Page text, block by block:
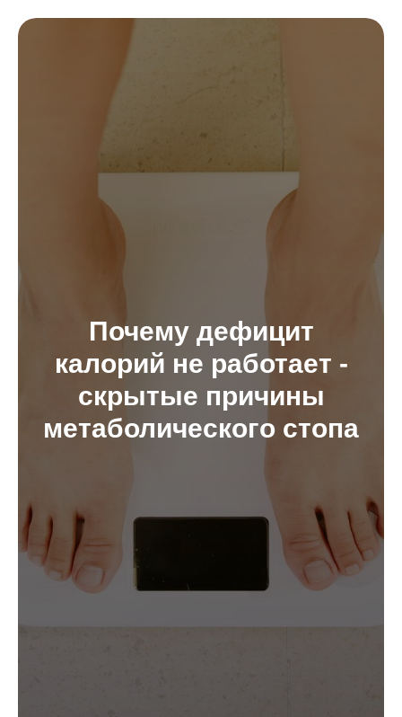
Почему дефицит
калорий не работает -
скрытые причины
метаболического стопа